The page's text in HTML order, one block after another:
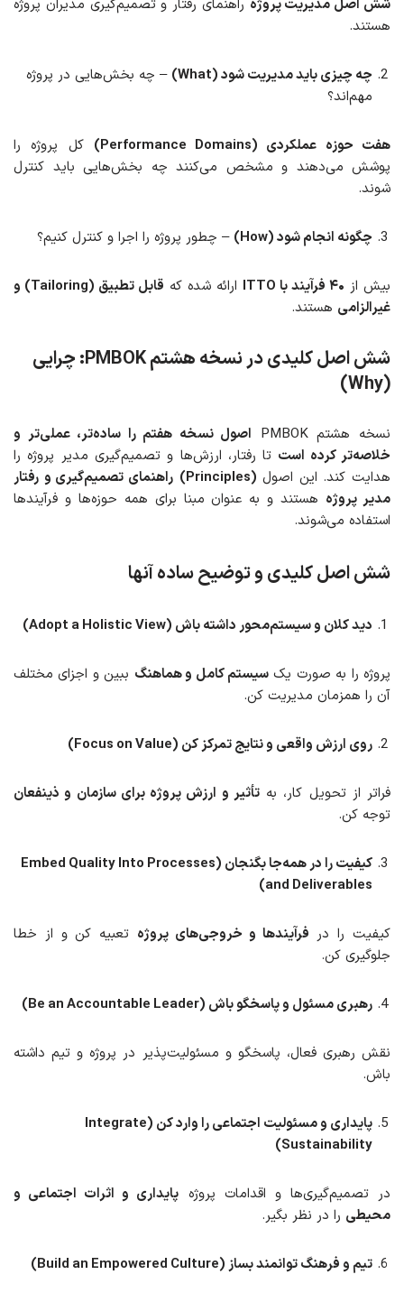
شش اصل مدیریت پروژه راهنمای رفتار و تصمیم‌گیری مدیران پروژه
هستند.
چه چیزی باید مدیریت شود (What)
– چه بخش‌هایی در پروژه
مهم‌اند؟
هفت حوزه عملکردی (Performance Domains)
کل پروژه را
پوشش می‌دهند و مشخص می‌کنند چه بخش‌هایی باید کنترل
شوند.
چگونه انجام شود (How) – چطور پروژه را اجرا و کنترل کنیم؟
بیش از ۴۰ فرآیند با ITTO ارائه شده که
قابل تطبیق (Tailoring) و
غیرالزامی هستند.
شش اصل کلیدی در نسخه هشتم PMBOK: چرایی
(Why)
نسخه هشتم PMBOK
اصول نسخه هفتم را ساده‌تر، عملی‌تر و
خلاصه‌تر کرده است تا رفتار، ارزش‌ها و تصمیم‌گیری مدیر پروژه را
هدایت کند. این اصول (Principles)
راهنمای تصمیم‌گیری و رفتار
مدیر پروژه هستند و به عنوان مبنا برای همه حوزه‌ها و فرآیندها
استفاده می‌شوند.
شش اصل کلیدی و توضیح ساده آنها
دید کلان و سیستم‌محور داشته باش (Adopt a Holistic View)
پروژه را به صورت یکسیستم کامل و هماهنگ ببین و اجزای مختلف
آن را همزمان مدیریت کن.
روی ارزش واقعی و نتایجتمرکزکن (Focus on Value)
فراتر از تحویل کار، بهتأثیر و ارزش پروژه برای سازمان و ذینفعان
توجه کن.
کیفیت را در همه‌جا بگنجان (Embed Quality Into Processes
and Deliverables)
کیفیت را در فرآیندها و خروجی‌های پروژه تعبیه کن و از خطا
جلوگیری کن.
رهبری مسئول و پاسخگو باش (Be an Accountable Leader)
نقش رهبری فعال، پاسخگو و مسئولیت‌پذیر در پروژه و تیم داشته
باش.
پایداری و مسئولیت اجتماعی را وارد کن (Integrate
Sustainability)
در تصمیم‌گیری‌ها و اقدامات پروژه پایداری و اثرات اجتماعی و
محیطی را در نظر بگیر.
تیم و فرهنگ توانمند بساز (Build an Empowered Culture)